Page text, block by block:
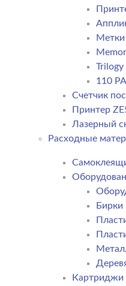
110
Счетчик
Принтер
Лазерный
Расходные
Бирки
Картриджи